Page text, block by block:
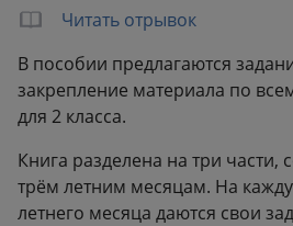
Предмет: Математика
Класс: 2
Читать отрывок
В пособии предлагаются
закрепление материала по
для 2 класса.
Книга разделена на три части,
трём летним месяцам. На
летнего месяца даются свои